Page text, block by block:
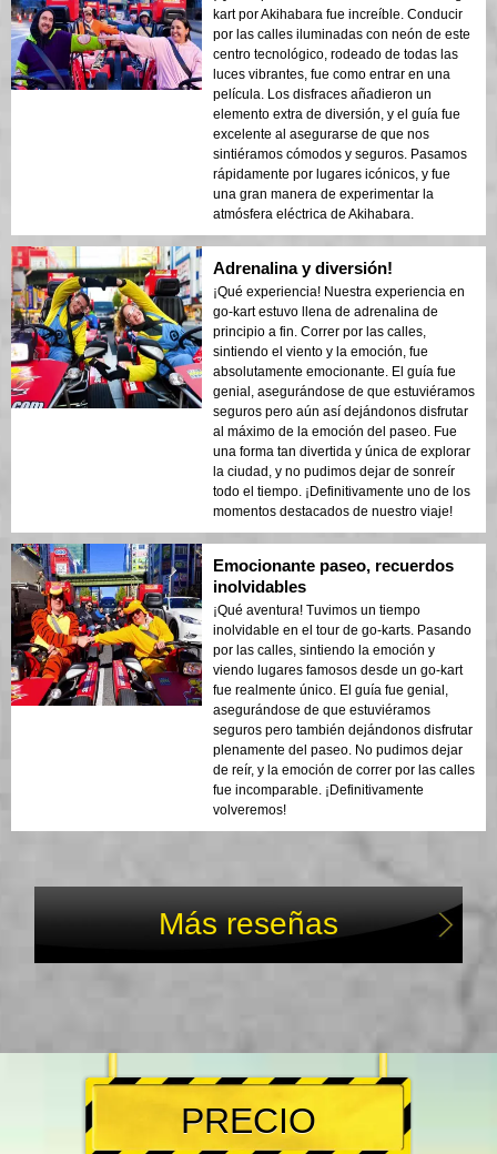
kart por Akihabara fue increíble. Conducir
por las calles iluminadas con neón de este
centro tecnológico, rodeado de todas las
luces vibrantes, fue como entrar en una
película. Los disfraces añadieron un
elemento extra de diversión, y el guía fue
excelente al asegurarse de que nos
sintiéramos cómodos y seguros. Pasamos
rápidamente por lugares icónicos, y fue
una gran manera de experimentar la
atmósfera eléctrica de Akihabara.
Adrenalina y diversión!
¡Qué experiencia! Nuestra experiencia en
go-kart estuvo llena de adrenalina de
principio a fin. Correr por las calles,
sintiendo el viento y la emoción, fue
absolutamente emocionante. El guía fue
genial, asegurándose de que estuviéramos
seguros pero aún así dejándonos disfrutar
al máximo de la emoción del paseo. Fue
una forma tan divertida y única de explorar
la ciudad, y no pudimos dejar de sonreír
todo el tiempo. ¡Definitivamente uno de los
momentos destacados de nuestro viaje!
Emocionante paseo, recuerdos
inolvidables
¡Qué aventura! Tuvimos un tiempo
inolvidable en el tour de go-karts. Pasando
por las calles, sintiendo la emoción y
viendo lugares famosos desde un go-kart
fue realmente único. El guía fue genial,
asegurándose de que estuviéramos
seguros pero también dejándonos disfrutar
plenamente del paseo. No pudimos dejar
de reír, y la emoción de correr por las calles
fue incomparable. ¡Definitivamente
volveremos!
Más reseñas
PRECIO